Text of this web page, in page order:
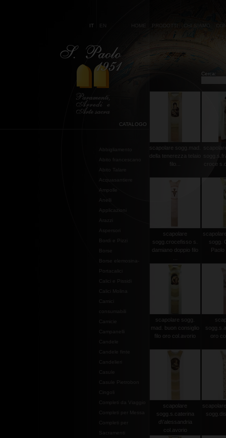
IT EN HOME PRODOTTI CHI SIAMO
Cerca:
CATALOGO
Abbigliamento
Abito francescano
Abito Talare
Acquasantiere
Ampolle
Anelli
Applicazioni
Arazzi
Aspersori
Bordi e Pizzi
Borse
Borse elemosina-
Portacalici
Calici e Pissidi
Calici Molina
Campanelli
Candele
Candele finte
Candelieri
Casule
Casule Pietrobon
Cingoli
Completi da Viaggio
Completi per Messa
Completi per
Sacramenti
scapolare sogg.mad.
della tenerezza telaio
filo...
croce
scapolare
sogg.crocefisso s.
damiano doppio filo
sogg.
Paolo
scapolare sogg.
mad. buon consiglio
filo oro col.avorio
oro
scapolare
sogg.s.caterina
d\'alessandria
col.avorio